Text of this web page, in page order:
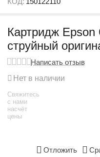
Картридж Epson
струйный
Написать отзыв
Нет в наличии
Свяжитесь
с нами
насчёт
цены
Отложить